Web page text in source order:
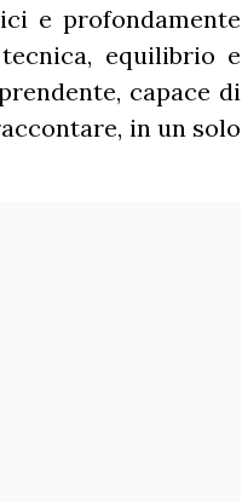
e profondamente
equilibrio e
capace di
in un solo